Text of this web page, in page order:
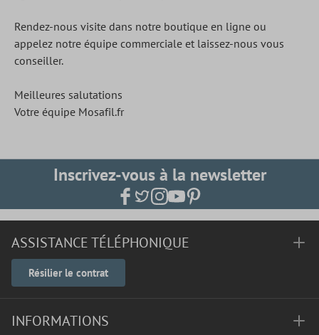
Rendez-nous visite dans notre boutique en ligne ou
appelez notre équipe commerciale et laissez-nous vous
conseiller.
Meilleures salutations
Votre équipe Mosafil.fr
Inscrivez-vous à la newsletter
ASSISTANCE TÉLÉPHONIQUE
Résilier le contrat
INFORMATIONS